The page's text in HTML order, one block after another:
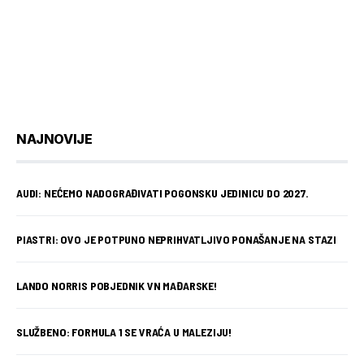
NAJNOVIJE
AUDI: NEĆEMO NADOGRAĐIVATI POGONSKU JEDINICU DO 2027.
PIASTRI: OVO JE POTPUNO NEPRIHVATLJIVO PONAŠANJE NA STAZI
LANDO NORRIS POBJEDNIK VN MAĐARSKE!
SLUŽBENO: FORMULA 1 SE VRAĆA U MALEZIJU!